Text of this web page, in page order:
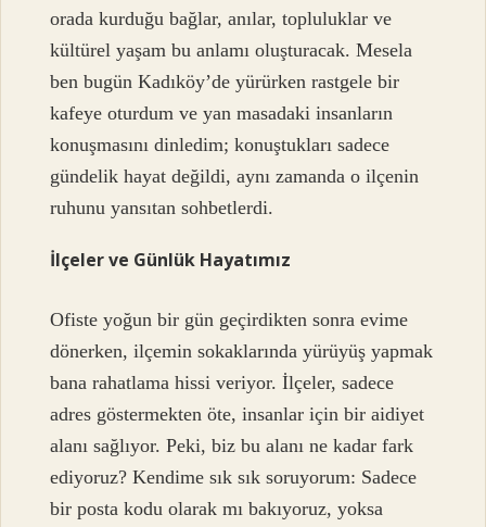
orada kurduğu bağlar, anılar, topluluklar ve
kültürel yaşam bu anlamı oluşturacak. Mesela
ben bugün Kadıköy’de yürürken rastgele bir
kafeye oturdum ve yan masadaki insanların
konuşmasını dinledim; konuştukları sadece
gündelik hayat değildi, aynı zamanda o ilçenin
ruhunu yansıtan sohbetlerdi.
İlçeler ve Günlük Hayatımız
Ofiste yoğun bir gün geçirdikten sonra evime
dönerken, ilçemin sokaklarında yürüyüş yapmak
bana rahatlama hissi veriyor. İlçeler, sadece
adres göstermekten öte, insanlar için bir aidiyet
alanı sağlıyor. Peki, biz bu alanı ne kadar fark
ediyoruz? Kendime sık sık soruyorum: Sadece
bir posta kodu olarak mı bakıyoruz, yoksa